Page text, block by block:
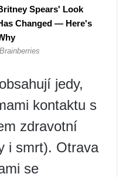
jedy,
kontaktu s
zdravotní
i smrt). Otrava
se